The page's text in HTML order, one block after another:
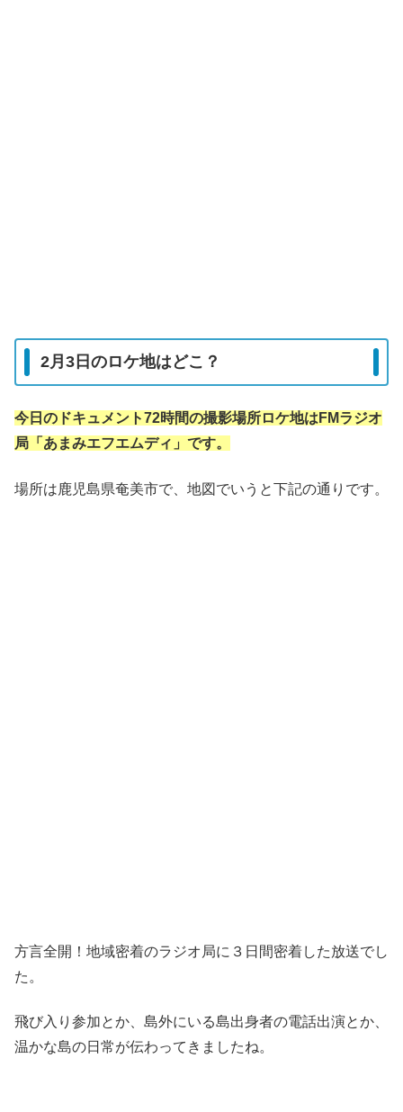
2月3日のロケ地はどこ？
今日のドキュメント72時間の撮影場所ロケ地はFMラジオ
局「あまみエフエムディ」です。
場所は鹿児島県奄美市で、地図でいうと下記の通りです。
方言全開！地域密着のラジオ局に３日間密着した放送でし
た。
飛び入り参加とか、島外にいる島出身者の電話出演とか、
温かな島の日常が伝わってきましたね。